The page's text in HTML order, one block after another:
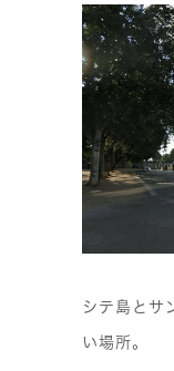
シテ島とサ
い場所。